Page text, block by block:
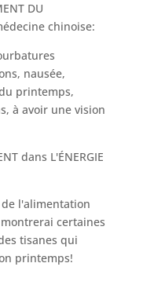
DU
chinoise:
nausée,
printemps,
à avoir une vision
dans L'ÉNERGIE
l'alimentation
certaines
tisanes qui
printemps!